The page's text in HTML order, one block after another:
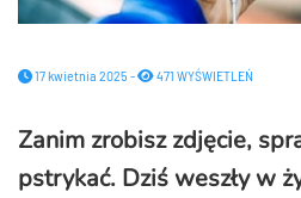
17 kwietnia 2025 - 471 WYŚWIETLEŃ
Zanim zrobisz zdjęcie,
pstrykać. Dziś weszły w